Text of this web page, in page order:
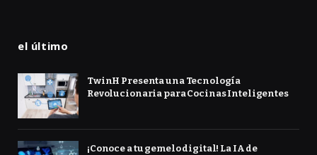
el último
TwinH Presenta una Tecnología
Revolucionaria para Cocinas Inteligentes
¡Conoce a tu gemelo digital! La IA de